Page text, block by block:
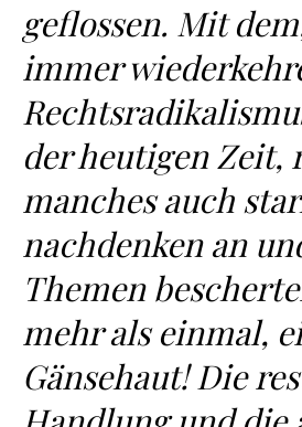
geflossen. Mit
immer
der heutigen Zeit,
manches auch
nachdenken an
Themen
mehr als einmal,
Gänsehaut! Die